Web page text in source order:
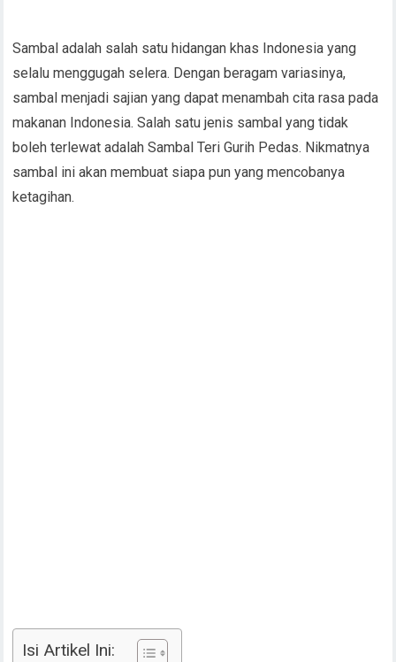
Sambal adalah salah satu hidangan khas Indonesia yang
selalu menggugah selera. Dengan beragam variasinya,
sambal menjadi sajian yang dapat menambah cita rasa pada
makanan Indonesia. Salah satu jenis sambal yang tidak
boleh terlewat adalah Sambal Teri Gurih Pedas. Nikmatnya
sambal ini akan membuat siapa pun yang mencobanya
ketagihan.
Isi Artikel Ini: